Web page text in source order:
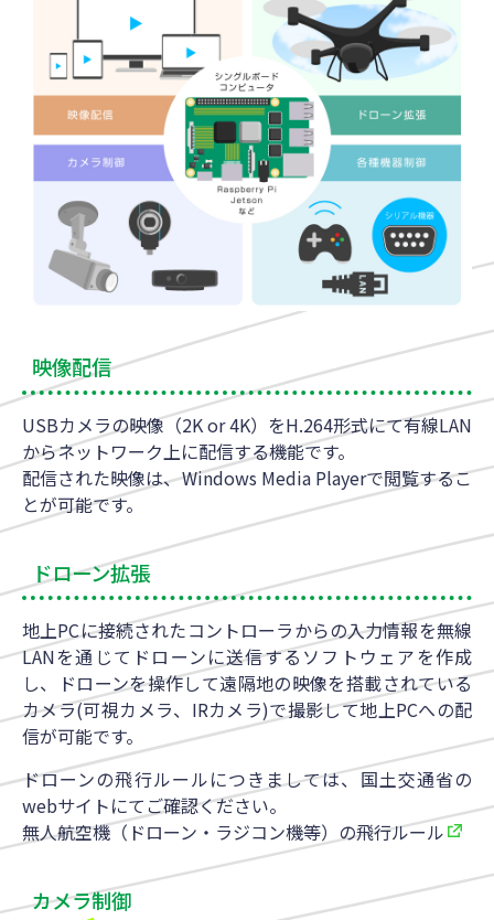
映像配信
USBカメラの映像（2K or 4K）をH.264形式にて有線LAN
からネットワーク上に配信する機能です。
配信された映像は、Windows Media Playerで閲覧するこ
とが可能です。
ドローン拡張
地上PCに接続されたコントローラからの入力情報を無線
LANを通じてドローンに送信するソフトウェアを作成
し、ドローンを操作して遠隔地の映像を搭載されている
カメラ(可視カメラ、IRカメラ)で撮影して地上PCへの配
信が可能です。
ドローンの飛行ルールにつきましては、国土交通省の
webサイトにてご確認ください。
無人航空機（ドローン・ラジコン機等）の飛行ルール
カメラ制御